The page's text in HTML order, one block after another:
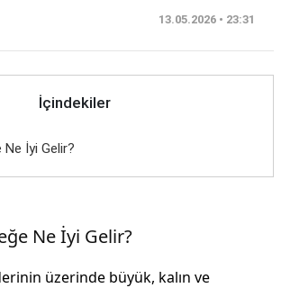
13.05.2026 • 23:31
İçindekiler
Ne İyi Gelir?
Ne İyi Gelir?
üzerinde büyük, kalın ve